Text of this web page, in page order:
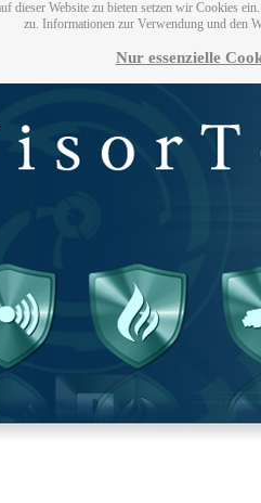
dieser Website zu bieten setzen wir Cookies
zu. Informationen zur Verwendung und den
Nur essenzielle